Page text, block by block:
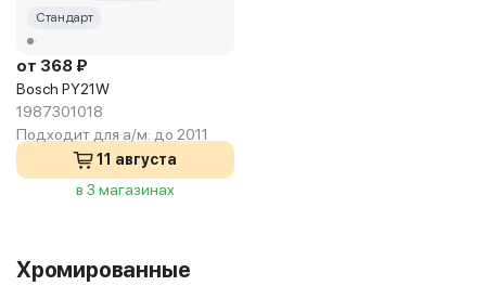
Стандарт
от 368 ₽
Bosch PY21W
1987301018
Подходит для а/м: до 2011
11 августа
в 3 магазинах
Хромированные